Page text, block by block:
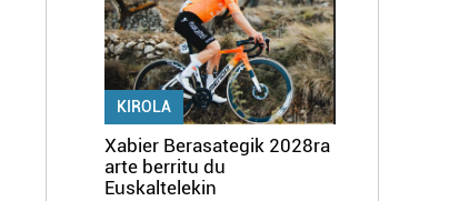
KIROLA
Xabier Berasategik 2028ra
arte berritu du
Euskaltelekin